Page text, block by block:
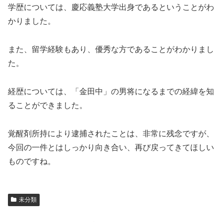
学歴については、慶応義塾大学出身であるということがわ
かりました。
また、留学経験もあり、優秀な方であることがわかりまし
た。
経歴については、「金田中」の男将になるまでの経緯を知
ることができました。
覚醒剤所持により逮捕されたことは、非常に残念ですが、
今回の一件とはしっかり向き合い、再び戻ってきてほしい
ものですね。
未分類